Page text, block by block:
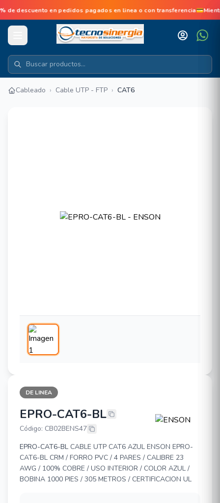
de descuento en pedidos pagados en linea o con
Cableado › Cable UTP - FTP › CAT6
DE LINEA
ENSON EPRO-CAT6-BL
EPRO-CAT6-BL
Código: CB02BENS47
EPRO-CAT6-BL CABLE UTP CAT6 AZUL ENSON EPRO-
CAT6-BL CRM / FORRO PVC / 4 PARES / CALIBRE 23
AWG / 100% COBRE / USO INTERIOR / COLOR AZUL /
BOBINA 1000 PIES / 305 METROS / CERTIFICACION UL